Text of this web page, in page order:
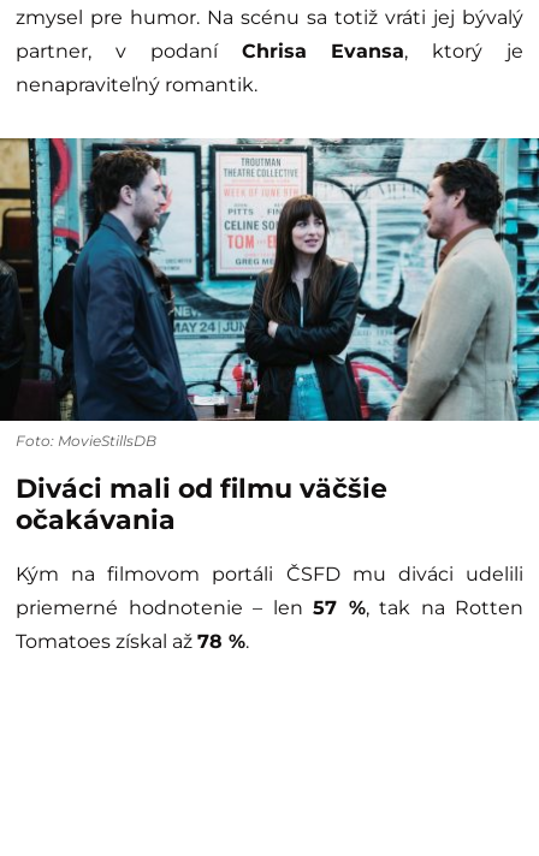
zmysel pre humor. Na scénu sa totiž vráti jej bývalý
partner, v podaní Chrisa Evansa, ktorý je
nenapraviteľný romantik.
Foto: MovieStillsDB
Diváci mali od filmu väčšie
očakávania
Kým na filmovom portáli ČSFD mu diváci udelili
priemerné hodnotenie – len 57 %, tak na Rotten
Tomatoes získal až 78 %.